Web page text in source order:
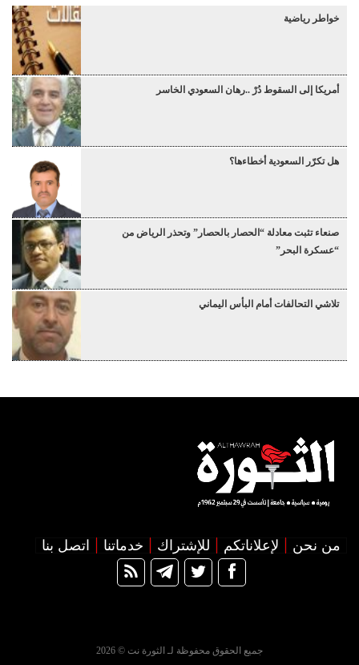
خواطر رياضية
أمريكا إلى السقوط دُرْ ..رهان السعودي الخاسر
هل تكرّر السعودية أخطاءها؟
صنعاء تثبت معادلة “الحصار بالحصار” وتحذر الرياض من
“عسكرة البحر”
تلاشي التحالفات أمام البأس اليماني
من نحن لإعلاناتكم للإشتراك خدماتنا اتصل بنا
جميع الحقوق محفوظة لـ الثورة نت © 2026